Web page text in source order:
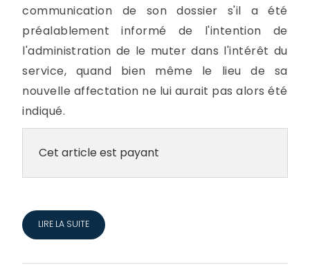
communication de son dossier s'il a été
préalablement informé de l'intention de
l'administration de le muter dans l'intérêt du
service, quand bien même le lieu de sa
nouvelle affectation ne lui aurait pas alors été
indiqué.
Cet article est payant
LIRE LA SUITE